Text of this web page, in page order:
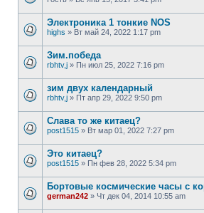
Электроника 1 тонкие NOS
highs » Вт май 24, 2022 1:17 pm
Зим.победа
rbhtv,j » Пн июл 25, 2022 7:16 pm
зим двух календарный
rbhtv,j » Пт апр 29, 2022 9:50 pm
Слава то же китаец?
post1515 » Вт мар 01, 2022 7:27 pm
Это китаец?
post1515 » Пн фев 28, 2022 5:34 pm
Бортовые космические часы с
german242 » Чт дек 04, 2014 10:55 am